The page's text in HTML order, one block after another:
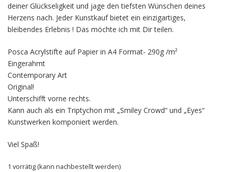
deiner Glückseligkeit und jage den tiefsten Wünschen deines
Herzens nach. Jeder Kunstkauf bietet ein einzigartiges,
bleibendes Erlebnis ! Das möchte ich mit Dir teilen.
Posca Acrylstifte auf Papier in A4 Format- 290g /m²
Eingerahmt
Contemporary Art
Original!
Unterschifft vorne rechts.
Kann auch als ein Triptychon mit „Smiley Crowd“ und „Eyes“
Kunstwerken komponiert werden.
Viel Spaß!
1 vorrätig (kann nachbestellt werden)